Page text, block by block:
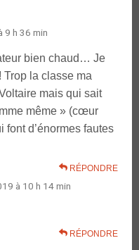
9 h 36 min
bien chaud… Je
Trop la classe ma
mais qui sait
même » (cœur
d’énormes fautes
RÉPONDRE
à 10 h 14 min
RÉPONDRE